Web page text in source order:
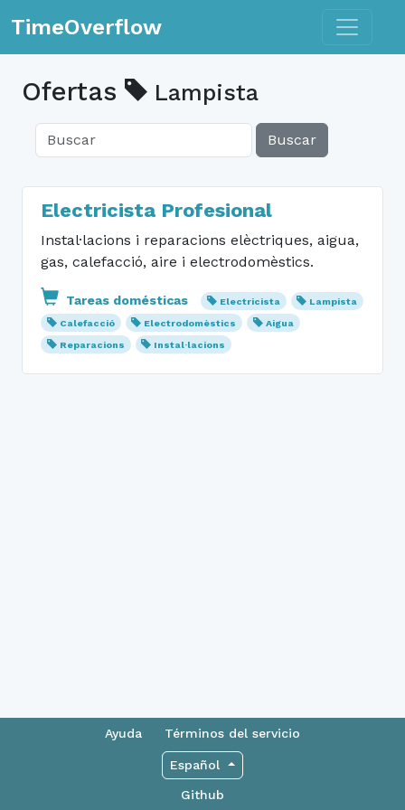
TimeOverflow Toggle
Ofertas Lampista
Buscar
Electricista Profesional
Instal·lacions i reparacions elèctriques, aigua,
gas, calefacció, aire i electrodomèstics.
Tareas domésticas Electricista
Lampista
Calefacció
Electrodomèstics
Aigua
Reparacions
Instal·lacions
Ayuda Términos del servicio
Español
Github